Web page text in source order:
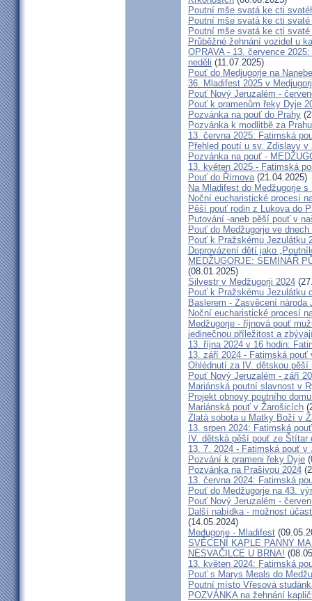
Poutní mše svatá ke cti
Poutní mše svatá ke cti
Poutní mše svatá ke cti
Průběžné žehnání vozidel u
OPRAVA - 13. července
neděli (11.07.2025)
Pouť do Medjugorje na
36. Mladifest 2025 v
Pouť Nový Jeruzalém -
Pouť k pramenům řeky Dyje
Pozvánka na pouť do Prahy
Pozvánka k modlitbě za
13. června 2025: Fatimská
Přehled poutí u sv. Zdislavy
Pozvánka na pouť -
13. květen 2025 - Fatimská
Pouť do Římova (21.04.2025)
Na Mladifest do Medžugorje s
Noční eucharistické procesí
Pěší pouť rodin z Lukova do
Putování -aneb pěší pouť v
Pouť do Medžugorje ve
Pouť k Pražskému Jezulátku
Doprovázení dětí jako
MEDŽUGORJE: SEMINÁŘ
(08.01.2025)
Silvestr v Medžugorji 2024
Pouť k Pražskému Jezulátku
Baslerem - Zasvěcení národa
Noční eucharistické procesí
Medžugorje - říjnová pouť
jedinečnou příležitost a
13. října 2024 v 16 hodin:
13. září 2024 - Fatimská pouť
Ohlédnutí za IV. dětskou
Pouť Nový Jeruzalém - září
Mariánská poutní slavnost v
Projekt obnovy poutního
Mariánská pouť v Žarošicích
Zlatá sobota u Matky Boží v
13. srpen 2024: Fatimská
IV. dětská pěší pouť ze Štítar
13. 7. 2024 - Fatimská pouť
Pozvání k prameni řeky Dyje
Pozvánka na Prašivou 2024
13. června 2024: Fatimská
Pouť do Medžugorje na 43.
Pouť Nový Jeruzalém -
Další nabídka - možnost
(14.05.2024)
Međugorje - Mladifest
SVĚCENÍ KAPLE PANNY
NESVAČILCE U BRNA!
13. květen 2024: Fatimská
Pouť s Marys Meals do
Poutní místo Vřesová
POZVÁNKA na žehnání